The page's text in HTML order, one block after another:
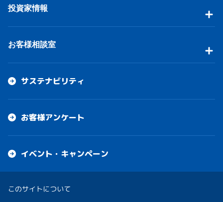
投資家情報
お客様相談室
サステナビリティ
お客様アンケート
イベント・キャンペーン
このサイトについて